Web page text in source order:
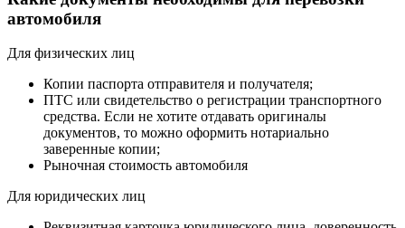
автомобиля
Для физических лиц
Копии паспорта отправителя и получателя;
ПТС или свидетельство о регистрации транспортного
средства. Если не хотите отдавать оригиналы
документов, то можно оформить нотариально
заверенные копии;
Рыночная стоимость автомобиля
Для юридических лиц